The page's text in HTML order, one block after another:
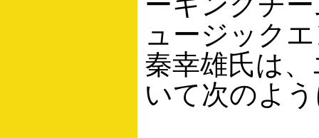
ュージック
秦幸雄氏は
いて次のよ